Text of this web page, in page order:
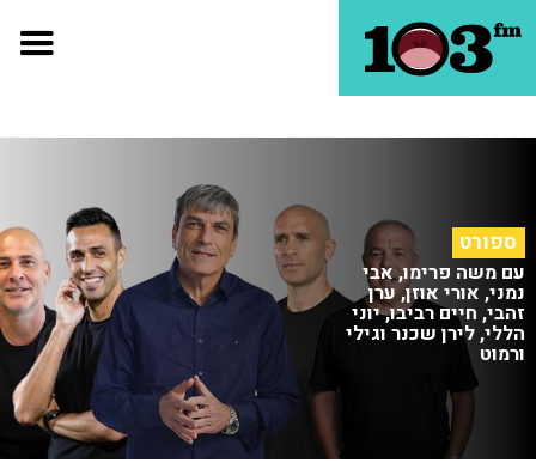
ספורט
עם משה פרימו, אבי
נמני, אורי אוזן, ערן
זהבי, חיים רביבו, יוני
הללי, לירן שכנר וגילי
ורמוט